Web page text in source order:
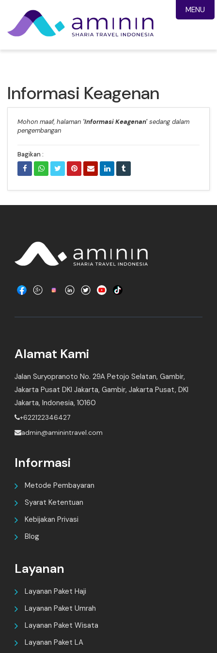
Informasi Keagenan
Mohon maaf, halaman 'Informasi Keagenan'sedang dalam
pengembangan
Bagikan :
Alamat Kami
Jalan Suryopranoto No. 29A Petojo Selatan, Gambir,
Jakarta Pusat DKI Jakarta, Gambir, Jakarta Pusat, DKI
Jakarta, Indonesia, 10160
+622122346427
admin@aminintravel.com
Informasi
Metode Pembayaran
Syarat Ketentuan
Kebijakan Privasi
Blog
Layanan
Layanan Paket Haji
Layanan Paket Umrah
Layanan Paket Wisata
Layanan Paket LA
MENU